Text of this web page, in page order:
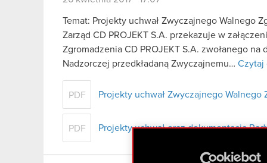
Temat: Projekty uchwał Zwyczajnego Walnego
Zarząd CD PROJEKT S.A. przekazuje w
Zgromadzenia CD PROJEKT S.A. zwołanego
Nadzorczej przedkładaną Zwyczajnemu… Czytaj
PDF Projekty uchwał Zwyczajnego
PDF Projekty uchwał oraz dokumentacja